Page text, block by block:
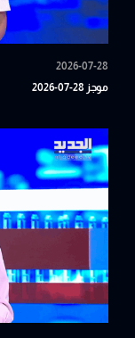
2026-07-28
موجز 28-07-2026